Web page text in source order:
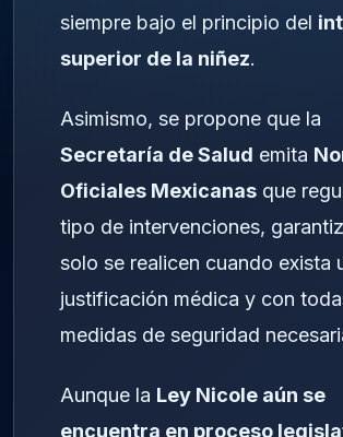
siempre bajo el principio del
superior de la niñez.
Asimismo, se propone que la
Secretaría de Salud emita
Oficiales Mexicanas que
tipo de intervenciones,
solo se realicen cuando exista
justificación médica y con
medidas de seguridad
Aunque la Ley Nicole aún se
encuentra en proceso